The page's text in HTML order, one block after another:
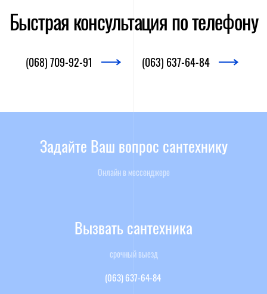
Быстрая консультация по телефону
(068) 709-92-91 (063) 637-64-84
Задайте Ваш вопрос сантехнику
Онлайн в мессенджере
Вызвать сантехника
срочный выезд
(063) 637-64-84